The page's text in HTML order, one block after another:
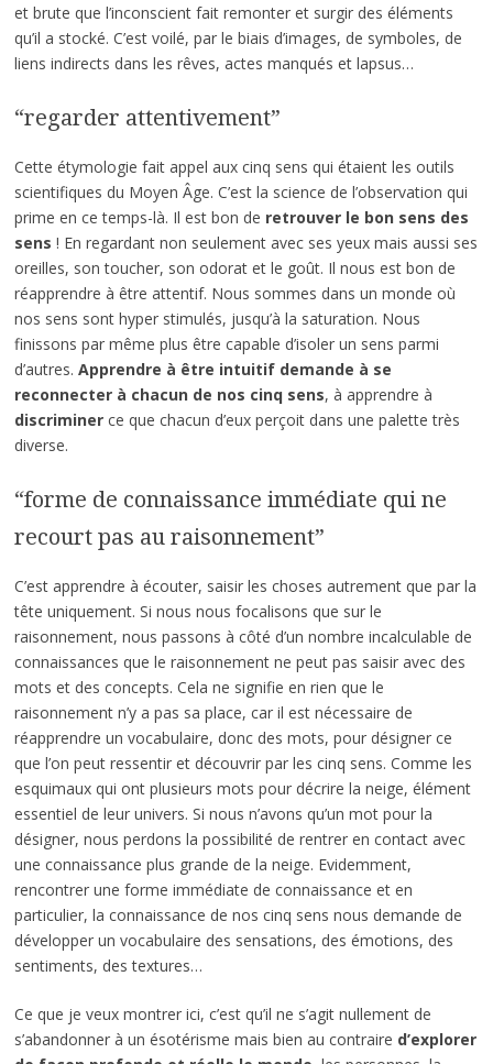
et brute que l’inconscient fait remonter et surgir des éléments
qu’il a stocké. C’est voilé, par le biais d’images, de symboles, de
liens indirects dans les rêves, actes manqués et lapsus…
“regarder attentivement”
Cette étymologie fait appel aux cinq sens qui étaient les outils
scientifiques du Moyen Âge. C’est la science de l’observation qui
prime en ce temps-là. Il est bon de retrouver le bon sens des
sens ! En regardant non seulement avec ses yeux mais aussi ses
oreilles, son toucher, son odorat et le goût. Il nous est bon de
réapprendre à être attentif. Nous sommes dans un monde où
nos sens sont hyper stimulés, jusqu’à la saturation. Nous
finissons par même plus être capable d’isoler un sens parmi
d’autres. Apprendre à être intuitif demande à se
reconnecter à chacun de nos cinq sens, à apprendre à
discriminerce que chacun d’eux perçoit dans une palette très
diverse.
“forme de connaissance immédiate qui ne
recourt pas au raisonnement”
C’est apprendre à écouter, saisir les choses autrement que par la
tête uniquement. Si nous nous focalisons que sur le
raisonnement, nous passons à côté d’un nombre incalculable de
connaissances que le raisonnement ne peut pas saisir avec des
mots et des concepts. Cela ne signifie en rien que le
raisonnement n’y a pas sa place, car il est nécessaire de
réapprendre un vocabulaire, donc des mots, pour désigner ce
que l’on peut ressentir et découvrir par les cinq sens. Comme les
esquimaux qui ont plusieurs mots pour décrire la neige, élément
essentiel de leur univers. Si nous n’avons qu’un mot pour la
désigner, nous perdons la possibilité de rentrer en contact avec
une connaissance plus grande de la neige. Evidemment,
rencontrer une forme immédiate de connaissance et en
particulier, la connaissance de nos cinq sens nous demande de
développer un vocabulaire des sensations, des émotions, des
sentiments, des textures…
Ce que je veux montrer ici, c’est qu’il ne s’agit nullement de
s’abandonner à un ésotérisme mais bien au contraire d’explorer